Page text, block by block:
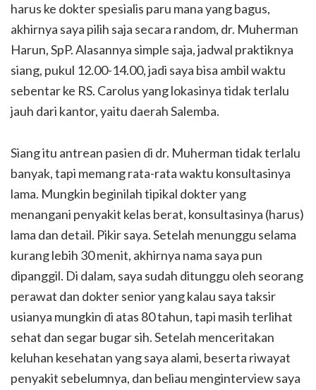
harus ke dokter spesialis paru mana yang bagus,
akhirnya saya pilih saja secara random, dr. Muherman
Harun, SpP. Alasannya simple saja, jadwal praktiknya
siang, pukul 12.00-14.00, jadi saya bisa ambil waktu
sebentar ke RS. Carolus yang lokasinya tidak terlalu
jauh dari kantor, yaitu daerah Salemba.
Siang itu antrean pasien di dr. Muherman tidak terlalu
banyak, tapi memang rata-rata waktu konsultasinya
lama. Mungkin beginilah tipikal dokter yang
menangani penyakit kelas berat, konsultasinya (harus)
lama dan detail. Pikir saya. Setelah menunggu selama
kurang lebih 30 menit, akhirnya nama saya pun
dipanggil. Di dalam, saya sudah ditunggu oleh seorang
perawat dan dokter senior yang kalau saya taksir
usianya mungkin di atas 80 tahun, tapi masih terlihat
sehat dan segar bugar sih. Setelah menceritakan
keluhan kesehatan yang saya alami, beserta riwayat
penyakit sebelumnya, dan beliau menginterview saya